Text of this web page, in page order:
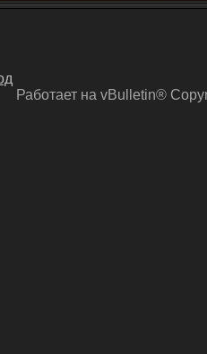
Работает на vBulletin®